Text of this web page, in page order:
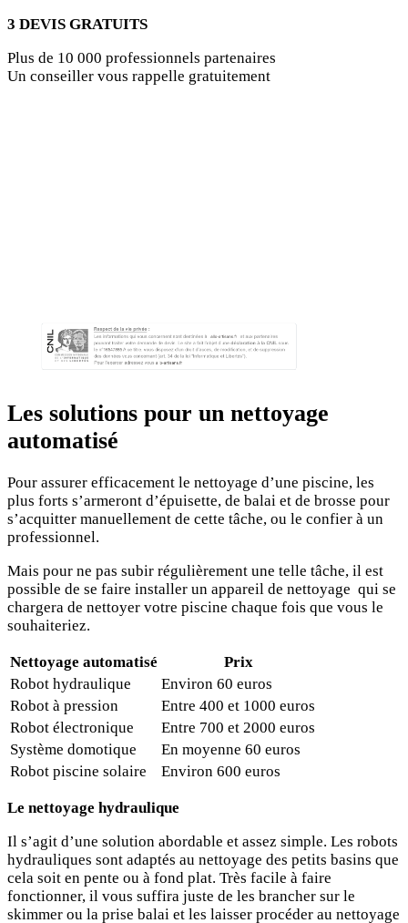
3 DEVIS GRATUITS
Plus de 10 000 professionnels partenaires
Un conseiller vous rappelle gratuitement
Les solutions pour un nettoyage
automatisé
Pour assurer efficacement le nettoyage d’une piscine, les
plus forts s’armeront d’épuisette, de balai et de brosse pour
s’acquitter manuellement de cette tâche, ou le confier à un
professionnel.
Mais pour ne pas subir régulièrement une telle tâche, il est
possible de se faire installer un appareil de nettoyage qui se
chargera de nettoyer votre piscine chaque fois que vous le
souhaiteriez.
Nettoyage automatisé
Prix
Robot hydraulique
Environ 60 euros
Robot à pression
Entre 400 et 1000 euros
Robot électronique
Entre 700 et 2000 euros
Système domotique
En moyenne 60 euros
Robot piscine solaire
Environ 600 euros
Le nettoyage hydraulique
Il s’agit d’une solution abordable et assez simple. Les robots
hydrauliques sont adaptés au nettoyage des petits basins que
cela soit en pente ou à fond plat. Très facile à faire
fonctionner, il vous suffira juste de les brancher sur le
skimmer ou la prise balai et les laisser procéder au nettoyage